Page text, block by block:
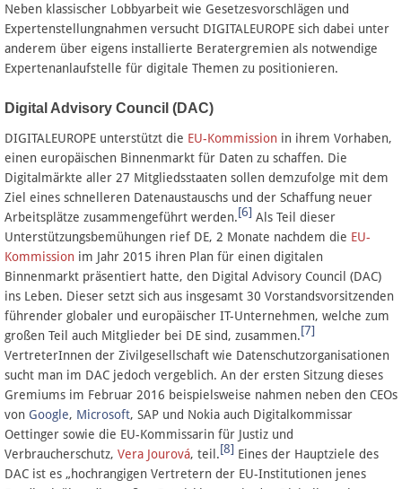
Neben klassischer Lobbyarbeit wie Gesetzesvorschlägen und
Expertenstellungnahmen versucht DIGITALEUROPE sich dabei unter
anderem über eigens installierte Beratergremien als notwendige
Expertenanlaufstelle für digitale Themen zu positionieren.
Digital Advisory Council (DAC)
DIGITALEUROPE unterstützt die EU-Kommission in ihrem Vorhaben,
einen europäischen Binnenmarkt für Daten zu schaffen. Die
Digitalmärkte aller 27 Mitgliedsstaaten sollen demzufolge mit dem
Ziel eines schnelleren Datenaustauschs und der Schaffung neuer
Arbeitsplätze zusammengeführt werden.[6] Als Teil dieser
Unterstützungsbemühungen rief DE, 2 Monate nachdem die EU-
Kommission im Jahr 2015 ihren Plan für einen digitalen
Binnenmarkt präsentiert hatte, den Digital Advisory Council (DAC)
ins Leben. Dieser setzt sich aus insgesamt 30 Vorstandsvorsitzenden
führender globaler und europäischer IT-Unternehmen, welche zum
großen Teil auch Mitglieder bei DE sind, zusammen.[7]
VertreterInnen der Zivilgesellschaft wie Datenschutzorganisationen
sucht man im DAC jedoch vergeblich. An der ersten Sitzung dieses
Gremiums im Februar 2016 beispielsweise nahmen neben den CEOs
von Google, Microsoft, SAP und Nokia auch Digitalkommissar
Oettinger sowie die EU-Kommissarin für Justiz und
Verbraucherschutz, Vera Jourová, teil.[8] Eines der Hauptziele des
DAC ist es „hochrangigen Vertretern der EU-Institutionen jenes